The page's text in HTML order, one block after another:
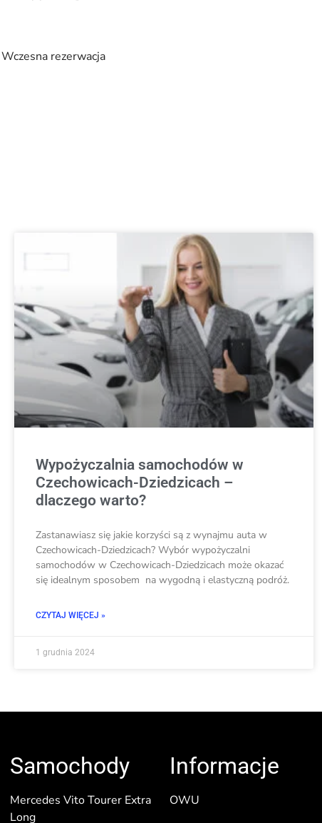
rezerwacja
Wypożyczalnia samochodów w
Czechowicach-Dziedzicach –
dlaczego warto?
Zastanawiasz się jakie korzyści są z wynajmu auta w
Czechowicach-Dziedzicach? Wybór wypożyczalni
samochodów w Czechowicach-Dziedzicach może okazać
się idealnym sposobem na wygodną i elastyczną podróż.
CZYTAJ WIĘCEJ »
1 grudnia 2024
Samochody
Mercedes Vito Tourer Extra
Long
Informacje
OWU